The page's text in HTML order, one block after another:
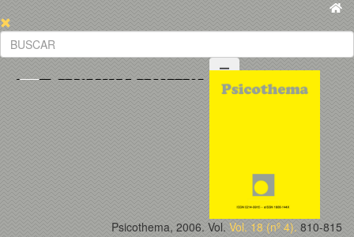
Psicothema, 2006. Vol. Vol. 18 (nº 4). 810-815